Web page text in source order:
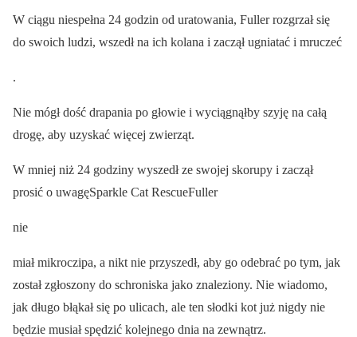
W ciągu niespełna 24 godzin od uratowania, Fuller rozgrzał się
do swoich ludzi, wszedł na ich kolana i zaczął ugniatać i mruczeć
.
Nie mógł dość drapania po głowie i wyciągnąłby szyję na całą
drogę, aby uzyskać więcej zwierząt.
W mniej niż 24 godziny wyszedł ze swojej skorupy i zaczął
prosić o uwagęSparkle Cat RescueFuller
nie
miał mikroczipa, a nikt nie przyszedł, aby go odebrać po tym, jak
został zgłoszony do schroniska jako znaleziony. Nie wiadomo,
jak długo błąkał się po ulicach, ale ten słodki kot już nigdy nie
będzie musiał spędzić kolejnego dnia na zewnątrz.